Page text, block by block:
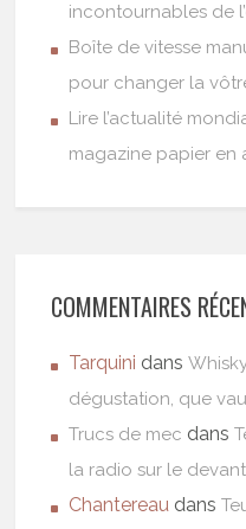
incontournables de
Boîte de vitesse
pour changer la
Lire l’actualité
magazine papier en
COMMENTAIRES
Tarquini dans
dégustation, que
Trucs de mec dans
la radio sur le
Chantereau dans